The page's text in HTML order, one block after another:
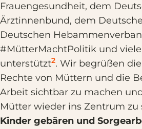
Frauengesundheit, dem
Ärztinnenbund, dem
Deutschen
#MütterMachtPolitik und
unterstützt2. Wir begrüßen
Rechte von Müttern und die
Arbeit sichtbar zu machen
Mütter wieder ins Zentrum zu
Kinder gebären und